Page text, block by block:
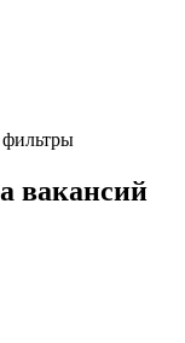
вакансий